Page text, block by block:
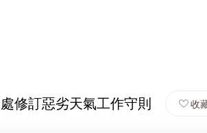
修訂惡劣天氣工作守則 收